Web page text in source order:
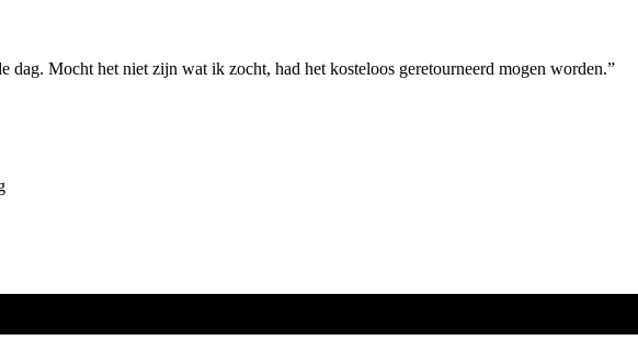
dag. Mocht het niet zijn wat ik zocht, had het kosteloos geretourneerd mogen worden.”